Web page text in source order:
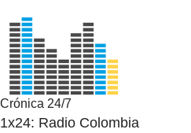
Crónica 24/7
1x24: Radio Colombia